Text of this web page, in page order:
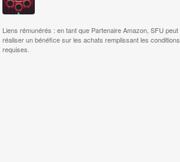
Liens rémunérés : en tant que Partenaire Amazon, SFU peut
réaliser un bénéfice sur les achats remplissant les conditions
requises.